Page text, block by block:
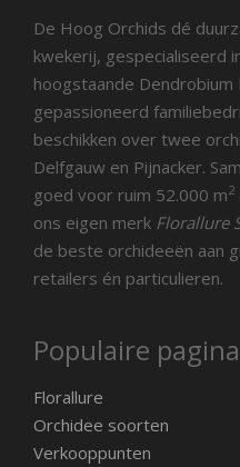
De Hoog Orchids dé
kwekerij, gespecialiseerd
hoogstaande Dendrobium
gepassioneerd
beschikken over twee
Delfgauw en Pijnacker.
goed voor ruim 52.000 m2
ons eigen merk Florallure
de beste orchideeën aan
retailers én particulieren.
Populaire
Florallure
Orchidee soorten
Verkooppunten